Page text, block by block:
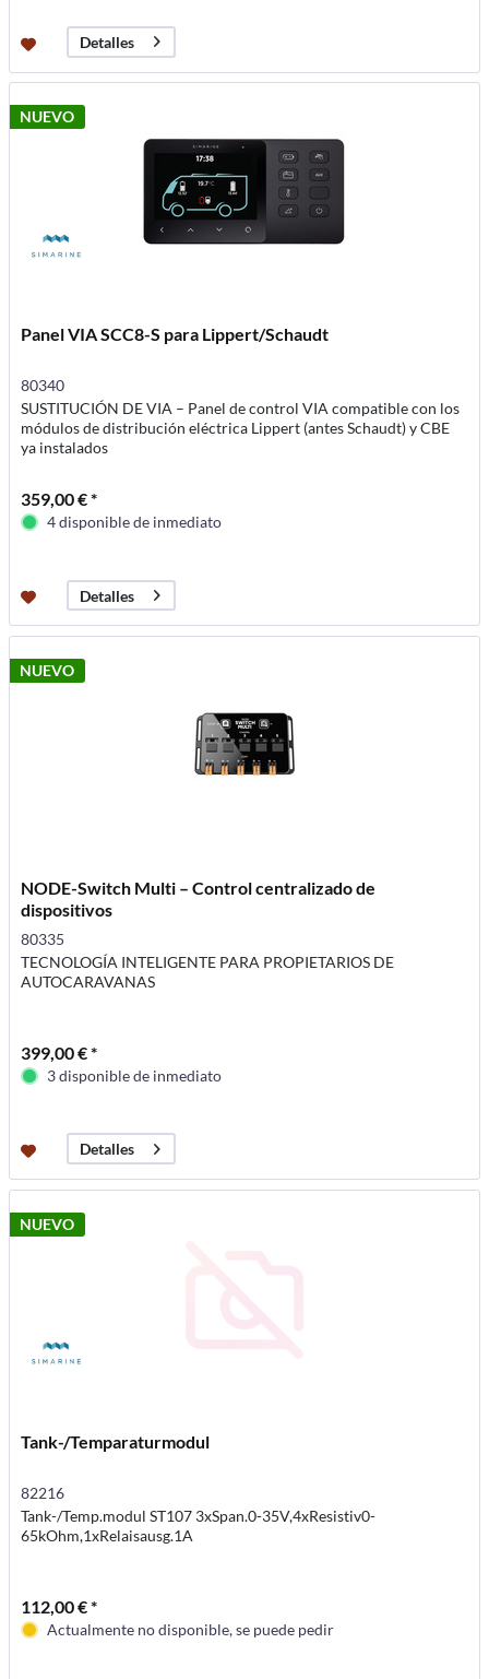
Detalles
NUEVO
Panel VIA SCC8-S para Lippert/Schaudt
80340
SUSTITUCIÓN DE VIA – Panel de control VIA compatible con los
módulos de distribución eléctrica Lippert (antes Schaudt) y CBE
ya instalados
359,00 € *
4 disponible de inmediato
Detalles
NUEVO
NODE-Switch Multi – Control centralizado de
dispositivos
80335
TECNOLOGÍA INTELIGENTE PARA PROPIETARIOS DE
AUTOCARAVANAS
399,00 € *
3 disponible de inmediato
Detalles
NUEVO
Tank-/Temparaturmodul
82216
Tank-/Temp.modul ST107 3xSpan.0-35V,4xResistiv0-
65kOhm,1xRelaisausg.1A
112,00 € *
Actualmente no disponible, se puede pedir